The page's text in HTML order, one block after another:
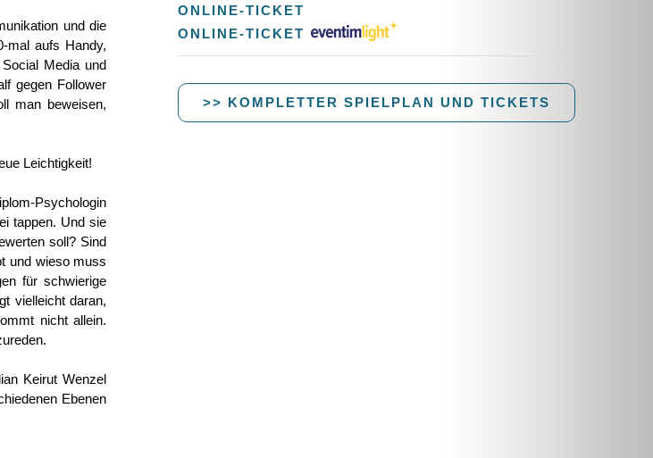
und die
mal aufs Handy,
Media und
gegen Follower
man beweisen,
Leichtigkeit!
Psychologin
tappen. Und sie
soll? Sind
und wieso muss
für schwierige
vielleicht daran,
nicht allein.
Keirut Wenzel
Ebenen
ONLINE-TICKET
ONLINE-TICKET
>> KOMPLETTER SPIELPLAN UND TICKETS